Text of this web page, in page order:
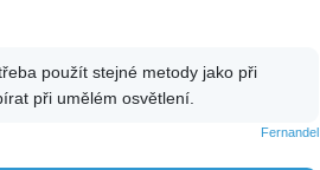
použít stejné metody jako při
při umělém osvětlení.
Fernandel